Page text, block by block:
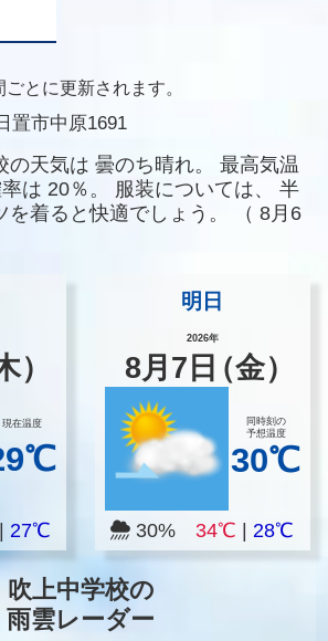
とに更新されます。
置市中原1691
の天気は 曇のち晴れ。
最高気温
は 20％。 服装については、
半
を着ると快適でしょう。
（ 8月6
）
現在温度
27℃
明日
2026年
8月 7 日（金）
同時刻の
予想温度
30℃
30% 34℃ |28℃
吹上中学校の
雨雲レーダー